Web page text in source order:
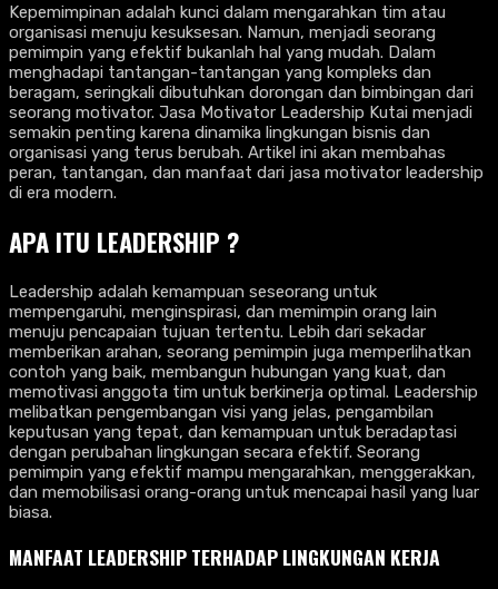
Kepemimpinan adalah kunci dalam mengarahkan tim atau
organisasi menuju kesuksesan. Namun, menjadi seorang
pemimpin yang efektif bukanlah hal yang mudah. Dalam
menghadapi tantangan-tantangan yang kompleks dan
beragam, seringkali dibutuhkan dorongan dan bimbingan dari
seorang motivator. Jasa Motivator Leadership Kutai menjadi
semakin penting karena dinamika lingkungan bisnis dan
organisasi yang terus berubah. Artikel ini akan membahas
peran, tantangan, dan manfaat dari jasa motivator leadership
di era modern.
APA ITU LEADERSHIP ?
Leadership adalah kemampuan seseorang untuk
mempengaruhi, menginspirasi, dan memimpin orang lain
menuju pencapaian tujuan tertentu. Lebih dari sekadar
memberikan arahan, seorang pemimpin juga memperlihatkan
contoh yang baik, membangun hubungan yang kuat, dan
memotivasi anggota tim untuk berkinerja optimal. Leadership
melibatkan pengembangan visi yang jelas, pengambilan
keputusan yang tepat, dan kemampuan untuk beradaptasi
dengan perubahan lingkungan secara efektif. Seorang
pemimpin yang efektif mampu mengarahkan, menggerakkan,
dan memobilisasi orang-orang untuk mencapai hasil yang luar
biasa.
MANFAAT LEADERSHIP TERHADAP LINGKUNGAN KERJA